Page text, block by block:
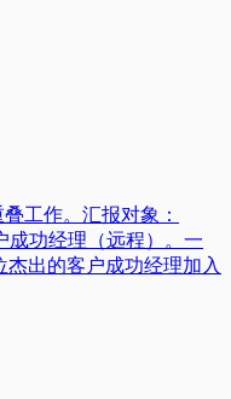
工作。汇报对象：
成功经理（远程）。一
出的客户成功经理加入